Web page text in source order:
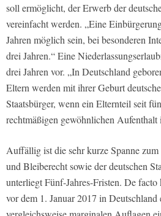
soll ermöglicht, der Erwerb der
vereinfacht werden. „Eine
Jahren möglich sein, bei besonderen
drei Jahren.“ Eine
drei Jahren vor. „In Deutschland
Eltern werden mit ihrer Geburt
Staatsbürger, wenn ein Elternteil seit
rechtmäßigen gewöhnlichen Aufenthalt
Auffällig ist die sehr kurze Spanne
und Bleiberecht sowie der deutschen
unterliegt Fünf-Jahres-Fristen. De facto
vor dem 1. Januar 2017 in